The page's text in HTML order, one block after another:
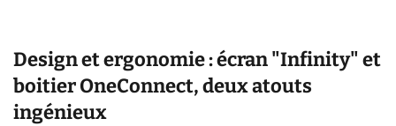
Design et ergonomie : écran "Infinity" et
boitier OneConnect, deux atouts
ingénieux